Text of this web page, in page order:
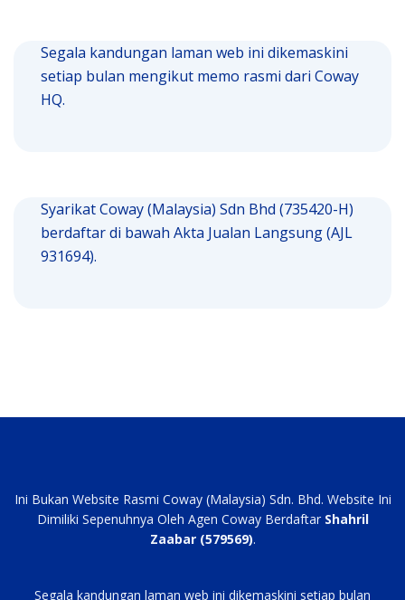
Segala kandungan laman web ini dikemaskini
setiap bulan mengikut memo rasmi dari Coway
HQ.
Syarikat Coway (Malaysia) Sdn Bhd (735420-H)
berdaftar di bawah Akta Jualan Langsung (AJL
931694).
Ini Bukan Website Rasmi Coway (Malaysia) Sdn. Bhd. Website Ini
Dimiliki Sepenuhnya Oleh Agen Coway Berdaftar Shahril
Zaabar (579569).
Segala kandungan laman web ini dikemaskini setiap bulan